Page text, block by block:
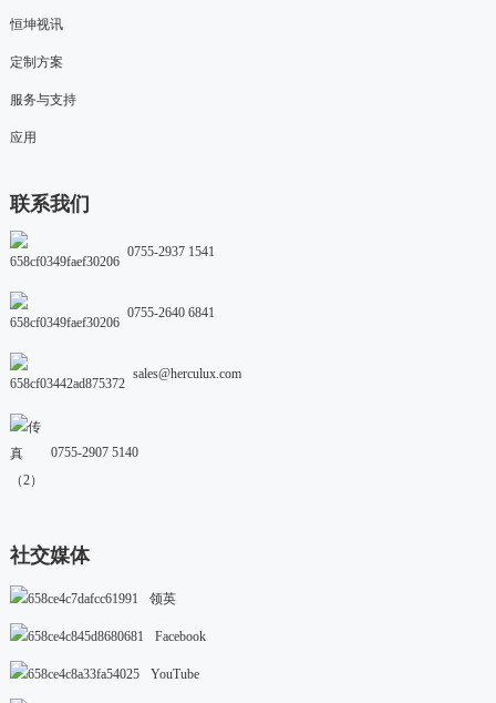
恒坤视讯
定制方案
服务与支持
应用
联系我们
0755-2937 1541
0755-2640 6841
sales@herculux.com
0755-2907 5140
社交媒体
领英
Facebook
YouTube